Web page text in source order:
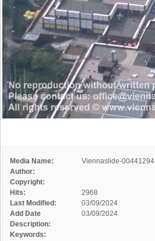
Media Name:
Viennaslide-00441294
Author:
Copyright:
Hits:
2968
Last Modified:
03/09/2024
Add Date
03/09/2024
Description:
Keywords: